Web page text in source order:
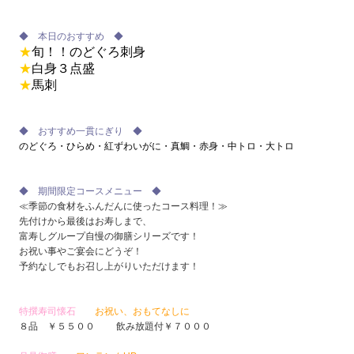
◆ 本日のおすすめ ◆
★旬！！のどぐろ刺身
★白身３点盛
★馬刺
◆ おすすめ一貫にぎり ◆
のどぐろ・ひらめ・紅ずわいがに・真鯛・赤身・中トロ・大トロ
◆ 期間限定コースメニュー ◆
≪季節の食材をふんだんに使ったコース料理！≫
先付けから最後はお寿しまで、
富寿しグループ自慢の御膳シリーズです！
お祝い事やご宴会にどうぞ！
予約なしでもお召し上がりいただけます！
特撰寿司懐石 お祝い、おもてなしに
８品 ￥５５００ 飲み放題付￥７０００